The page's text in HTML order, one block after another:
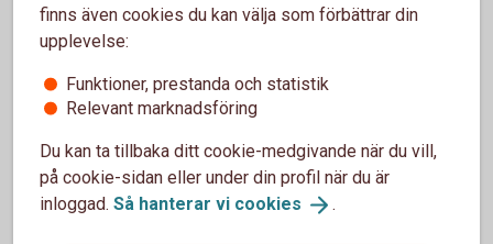
Ett bra riktmärke kan vara att börja att spara 500 kronor per
månad, och öka till runt 1 000 kronor per månad vid 35 års
ålder och 2 000 kronor per månad vid 45 års ålder. Börjar du
spara senare behöver beloppet vara högre.
finns även cookies du kan välja som förbättrar din
upplevelse:
Funktioner, prestanda och statistik
Relevant marknadsföring
Du kan ta tillbaka ditt cookie-medgivande när du vill,
på cookie-sidan eller under din profil när du är
inloggad. Så hanterar vi cookies .